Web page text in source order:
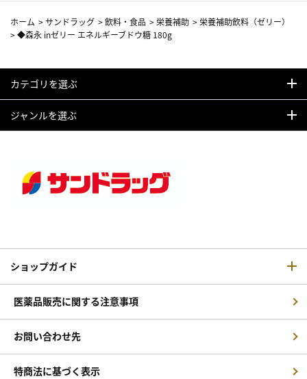
ホーム >サンドラッグ >飲料・食品 > 栄養補助 > 栄養補助飲料（ゼリー）
>◆森永 inゼリー エネルギーブドウ糖 180g
カテゴリを選ぶ
ジャンルを選ぶ
ショップガイド
医薬品販売に関する注意事項
お問い合わせ先
特商法に基づく表示